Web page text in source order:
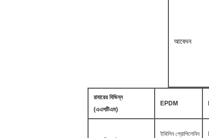
আবেদন
রাবারের বিভিন্ন
(এএসটিএম)
EPDM
ইথিলিন প্রোপিলেনিন